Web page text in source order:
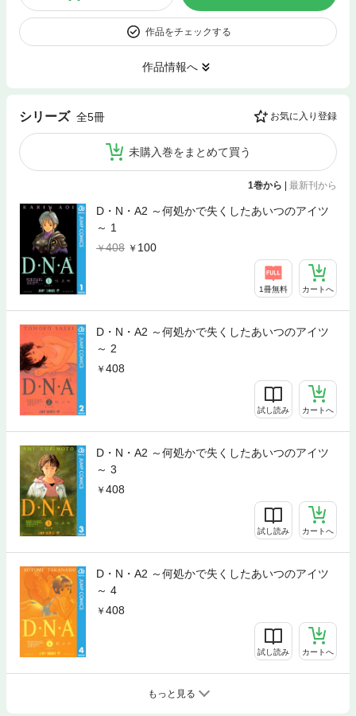
作品をチェックする
作品情報へ
シリーズ 全5冊 お気に入り登録
未購入巻をまとめて買う
1巻から 最新刊から
D・N・A2 ～何処かで失くしたあいつのアイツ
～ 1
408
100
1冊無料 カートへ
D・N・A2 ～何処かで失くしたあいつのアイツ
～ 2
408
試し読み カートへ
D・N・A2 ～何処かで失くしたあいつのアイツ
～ 3
408
試し読み カートへ
D・N・A2 ～何処かで失くしたあいつのアイツ
～ 4
408
試し読み カートへ
もっと見る